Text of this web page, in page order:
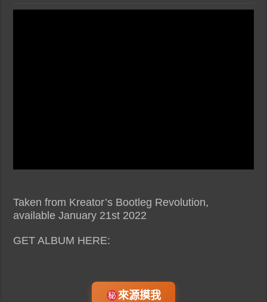
Taken from Kreator’s Bootleg Revolution,
available January 21st 2022
GET ALBUM HERE:
來源摸我